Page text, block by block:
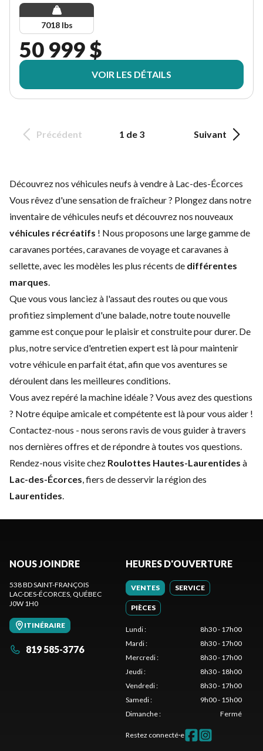
7018 lbs
50 999 $
VOIR LES DÉTAILS
Précédent 1 de 3 Suivant
Découvrez nos véhicules neufs à vendre à Lac-des-Écorces
Vous rêvez d'une sensation de fraîcheur ? Plongez dans notre
inventaire de véhicules neufs et découvrez nos nouveaux
véhicules récréatifs ! Nous proposons une large gamme de
caravanes portées, caravanes de voyage et caravanes à
sellette, avec les modèles les plus récents de différentes
marques.
Que vous vous lanciez à l'assaut des routes ou que vous
profitiez simplement d'une balade, notre toute nouvelle
gamme est conçue pour le plaisir et construite pour durer. De
plus, notre service d'entretien expertest là pour maintenir
votre véhicule en parfait état, afin que vos aventures se
déroulent dans les meilleures conditions.
Vous avez repéré la machine idéale ? Vous avez des questions
? Notre équipe amicale et compétente est là pour vous aider !
Contactez-nous - nous serons ravis de vous guider à travers
nos dernières offres et de répondre à toutes vos questions.
Rendez-nous visite chez Roulottes Hautes-Laurentides à
Lac-des-Écorces, fiers de desservir la région des
Laurentides.
NOUS JOINDRE
538 BD SAINT-FRANÇOIS
LAC-DES-ÉCORCES, QUÉBEC
J0W 1H0
ITINÉRAIRE
819 585-3776
HEURES D'OUVERTURE
VENTES SERVICE
PIÈCES
Lundi:
8h30 - 17h00
Mardi:
8h30 - 17h00
Mercredi:
8h30 - 17h00
Jeudi:
8h30 - 18h00
Vendredi:
8h30 - 17h00
Samedi:
9h00 - 15h00
Dimanche: Fermé
Restez connecté·e